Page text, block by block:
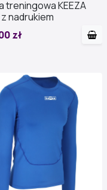
treningowa KEEZA
nadrukiem
zł